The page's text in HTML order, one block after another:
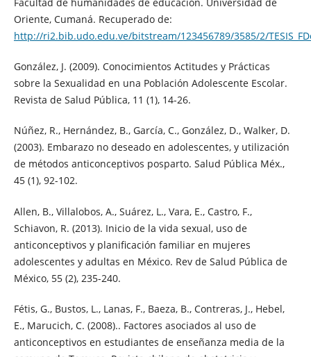
Facultad de humanidades de educación. Universidad de
Oriente, Cumaná. Recuperado de:
http://ri2.bib.udo.edu.ve/bitstream/123456789/3585/2/
González, J. (2009). Conocimientos Actitudes y Prácticas
sobre la Sexualidad en una Población Adolescente Escolar.
Revista de Salud Pública, 11 (1), 14-26.
Núñez, R., Hernández, B., García, C., González, D., Walker, D.
(2003). Embarazo no deseado en adolescentes, y utilización
de métodos anticonceptivos posparto. Salud Pública Méx.,
45 (1), 92-102.
Allen, B., Villalobos, A., Suárez, L., Vara, E., Castro, F.,
Schiavon, R. (2013). Inicio de la vida sexual, uso de
anticonceptivos y planificación familiar en mujeres
adolescentes y adultas en México. Rev de Salud Pública de
México, 55 (2), 235-240.
Fétis, G., Bustos, L., Lanas, F., Baeza, B., Contreras, J., Hebel,
E., Marucich, C. (2008).. Factores asociados al uso de
anticonceptivos en estudiantes de enseñanza media de la